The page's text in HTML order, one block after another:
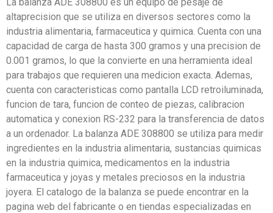
altaprecision que se utiliza en diversos sectores como la
industria alimentaria, farmaceutica y quimica. Cuenta con una
capacidad de carga de hasta 300 gramos y una precision de
0.001 gramos, lo que la convierte en una herramienta ideal
para trabajos que requieren una medicion exacta. Ademas,
cuenta con caracteristicas como pantalla LCD retroiluminada,
funcion de tara, funcion de conteo de piezas, calibracion
automatica y conexion RS-232 para la transferencia de datos
a un ordenador. La balanza ADE 308800 se utiliza para medir
ingredientes en la industria alimentaria, sustancias quimicas
en la industria quimica, medicamentos en la industria
farmaceutica y joyas y metales preciosos en la industria
joyera. El catalogo de la balanza se puede encontrar en la
pagina web del fabricante o en tiendas especializadas en